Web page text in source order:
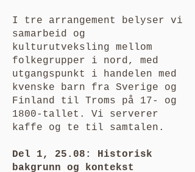
I tre arrangement belyser vi
samarbeid og
kulturutveksling mellom
folkegrupper i nord, med
utgangspunkt i handelen med
kvenske barn fra Sverige og
Finland til Troms på 17- og
1800-tallet. Vi serverer
kaffe og te til samtalen.
Del 1, 25.08: Historisk
bakgrunn og kontekst